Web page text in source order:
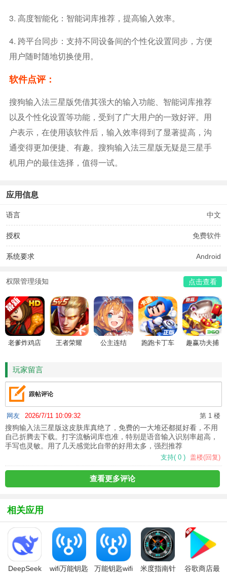
3. 高度智能化：智能词库推荐，提高输入效率。
4. 跨平台同步：支持不同设备间的个性化设置同步，方便
用户随时随地切换使用。
软件点评：
搜狗输入法三星版凭借其强大的输入功能、智能词库推荐
以及个性化设置等功能，受到了广大用户的一致好评。用
户表示，在使用该软件后，输入效率得到了显著提高，沟
通变得更加便捷、有趣。搜狗输入法三星版无疑是三星手
机用户的最佳选择，值得一试。
应用信息
语言 中文
授权 免费软件
系统要求 Android
权限管理须知 点击查看
老爹炸鸡店
王者荣耀 公主连结 跑跑卡丁车
趣赢功夫捕
玩家留言
跟帖评论
第 1 楼
网友 2026/7/11 10:09:32
搜狗输入法三星版这皮肤库真绝了，免费的一大堆还都挺好看，不用
自己折腾去下载。打字流畅词库也准，特别是语音输入识别率超高，
手写也灵敏。用了几天感觉比自带的好用太多，强烈推荐
支持( 0 ) 盖楼(回复)
查看更多评论
相关应用
DeepSeek
wifi万能钥匙
万能钥匙wifi
米度指南针
谷歌商店最